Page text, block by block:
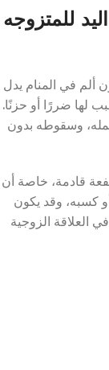
للمتزوجه
في المنام يدل
لها ضررًا أو حزنًا.
وسقوطه بدون
قادمة، خاصة أن
كسبه، وقد يكون
العلاقة الزوجية